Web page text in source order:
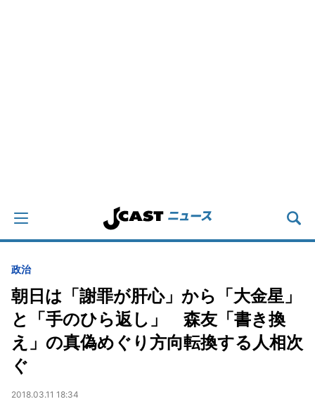
政治
朝日は「謝罪が肝心」から「大金星」
と「手のひら返し」 森友「書き換
え」の真偽めぐり方向転換する人相次
ぐ
2018.03.11 18:34